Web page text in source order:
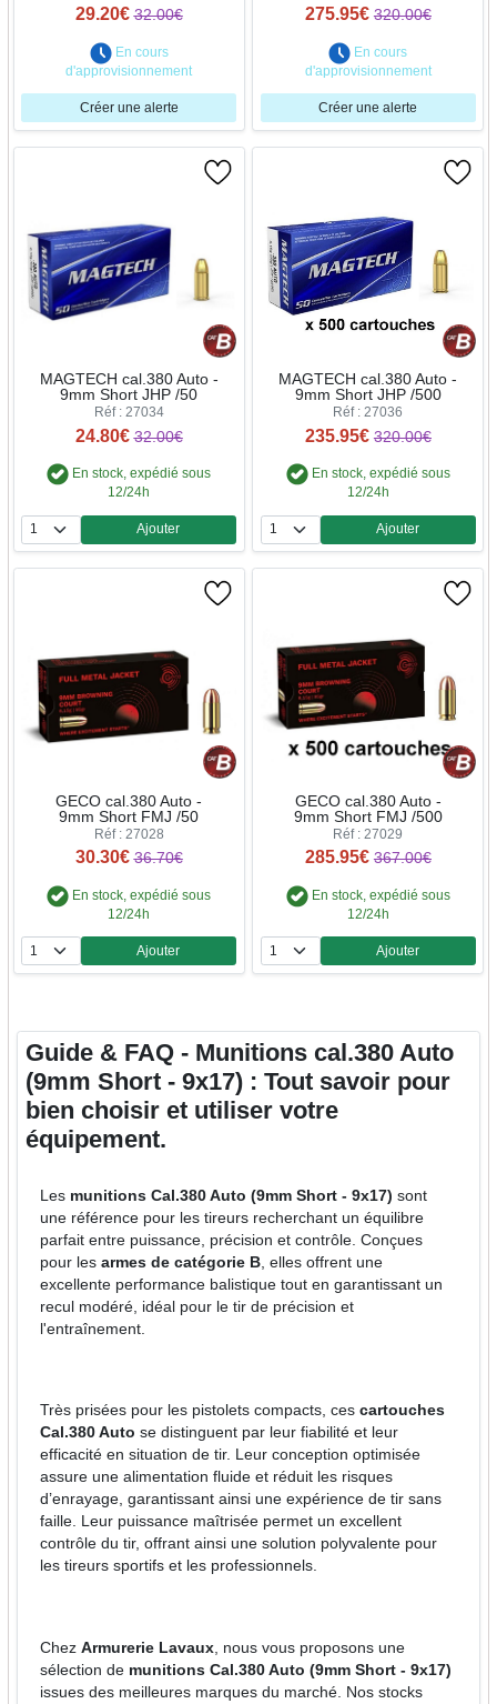
29.20€ 32.00€
En cours
d'approvisionnement
Créer une alerte
275.95€ 320.00€
En cours
d'approvisionnement
Créer une alerte
MAGTECH cal.380 Auto -
9mm Short JHP /50
Réf : 27034
24.80€ 32.00€
En stock, expédié sous
12/24h
Quantité
Ajouter
MAGTECH cal.380 Auto -
9mm Short JHP /500
Réf : 27036
235.95€ 320.00€
En stock, expédié sous
12/24h
Quantité
Ajouter
GECO cal.380 Auto -
9mm Short FMJ /50
Réf : 27028
30.30€ 36.70€
En stock, expédié sous
12/24h
Quantité
Ajouter
GECO cal.380 Auto -
9mm Short FMJ /500
Réf : 27029
285.95€ 367.00€
En stock, expédié sous
12/24h
Quantité
Ajouter
Guide & FAQ - Munitions cal.380 Auto
(9mm Short - 9x17) : Tout savoir pour
bien choisir et utiliser votre
équipement.
Les munitions Cal.380 Auto (9mm Short - 9x17) sont
une référence pour les tireurs recherchant un équilibre
parfait entre puissance, précision et contrôle. Conçues
pour lesarmes de catégorie B , elles offrent une
excellente performance balistique tout en garantissant un
recul modéré, idéal pour le tir de précision et
l'entraînement.
Très prisées pour les pistolets compacts, cescartouches
Cal.380 Auto se distinguent par leur fiabilité et leur
efficacité en situation de tir. Leur conception optimisée
assure une alimentation fluide et réduit les risques
d’enrayage, garantissant ainsi une expérience de tir sans
faille. Leur puissance maîtrisée permet un excellent
contrôle du tir, offrant ainsi une solution polyvalente pour
les tireurs sportifs et les professionnels.
ChezArmurerie Lavaux , nous vous proposons une
sélection de munitions Cal.380 Auto (9mm Short - 9x17)
issues des meilleures marques du marché. Nos stocks